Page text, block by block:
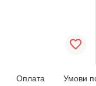
Оплата Умови